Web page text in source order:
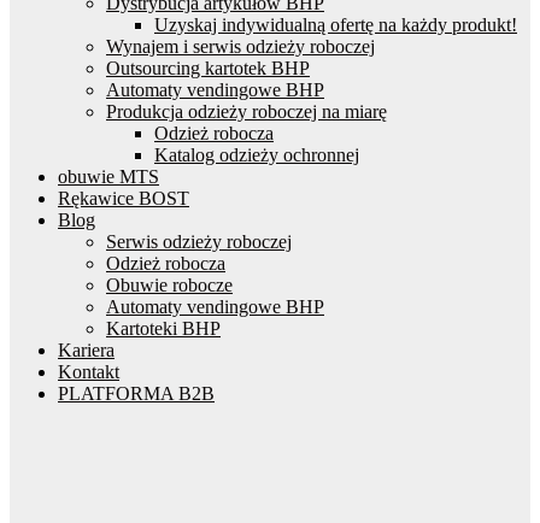
Uzyskaj indywidualną ofertę na każdy produkt!
Wynajem i serwis odzieży roboczej
Outsourcing kartotek BHP
Automaty vendingowe BHP
Produkcja odzieży roboczej na miarę
Odzież robocza
Katalog odzieży ochronnej
obuwie MTS
Rękawice BOST
Blog
Serwis odzieży roboczej
Odzież robocza
Obuwie robocze
Automaty vendingowe BHP
Kartoteki BHP
Kariera
Kontakt
PLATFORMA B2B